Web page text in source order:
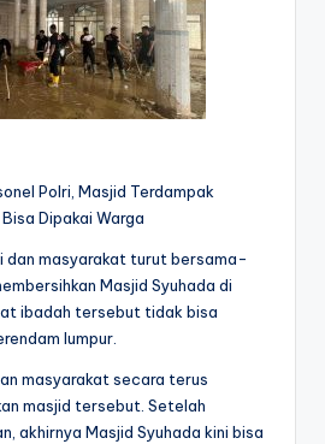
Polri, Masjid Terdampak
Dipakai Warga
dan masyarakat turut bersama-
Masjid Syuhada di
ibadah tersebut tidak bisa
lumpur.
masyarakat secara terus
masjid tersebut. Setelah
akhirnya Masjid Syuhada kini bisa